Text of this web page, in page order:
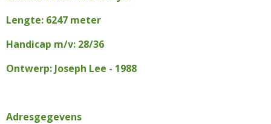
Lengte: 6247 meter
Handicap m/v: 28/36
Ontwerp: Joseph Lee - 1988
Adresgegevens